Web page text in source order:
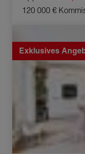
120 000 €
Verkauf
Exklusives